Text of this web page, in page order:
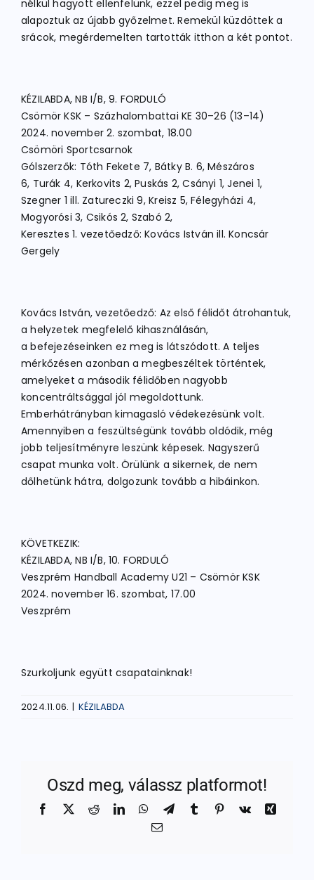
nélkül hagyott ellenfelünk, ezzel pedig meg is
alapoztuk az újabb győzelmet. Remekül küzdöttek a
srácok, megérdemelten tartották itthon a két pontot.
KÉZILABDA, NB I/B, 9. FORDULÓ
Csömör KSK – Százhalombattai KE 30–26 (13–14)
2024. november 2. szombat, 18.00
Csömöri Sportcsarnok
Gólszerzők: Tóth Fekete 7, Bátky B. 6, Mészáros
6, Turák 4, Kerkovits 2, Puskás 2, Csányi 1, Jenei 1,
Szegner 1 ill. Zatureczki 9, Kreisz 5, Félegyházi 4,
Mogyorósi 3, Csikós 2, Szabó 2,
Keresztes 1. vezetőedző: Kovács István ill. Koncsár
Gergely
Kovács István, vezetőedző: Az első félidőt átrohantuk,
a helyzetek megfelelő kihasználásán,
a befejezéseinken ez meg is látszódott. A teljes
mérkőzésen azonban a megbeszéltek történtek,
amelyeket a második félidőben nagyobb
koncentráltsággal jól megoldottunk.
Emberhátrányban kimagasló védekezésünk volt.
Amennyiben a feszültségünk tovább oldódik, még
jobb teljesítményre leszünk képesek. Nagyszerű
csapat munka volt. Örülünk a sikernek, de nem
dőlhetünk hátra, dolgozunk tovább a hibáinkon.
KÖVETKEZIK:
KÉZILABDA, NB I/B, 10. FORDULÓ
Veszprém Handball Academy U21 – Csömör KSK
2024. november 16. szombat, 17.00
Veszprém
Szurkoljunk együtt csapatainknak!
2024.11.06. | KÉZILABDA
Oszd meg, válassz platformot!
Facebook
X RedditLinkedInWhatsApp
TelegramTumblr Pinterest
Vk
Xing
Email: